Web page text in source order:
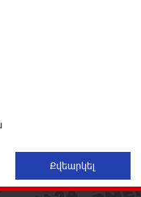
Россию?․ Аршак
ускорился до 8,6%:
29 дней назад